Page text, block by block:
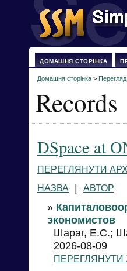
ДОМАШНЯ СТОРІНКА
Домашня сторінка > Перегляд
Records
DSpace at
ПЕРЕГЛЯНУТИ
НАЗВА
| АВТОР
»
экономистов
Шараг, Е.С.;
2026-08-09
ПЕРЕГЛЯНУТИ